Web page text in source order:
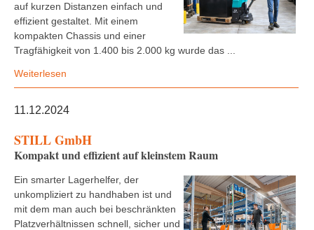
auf kurzen Distanzen einfach und
effizient gestaltet. Mit einem
kompakten Chassis und einer
Tragfähigkeit von 1.400 bis 2.000 kg wurde das ...
Weiterlesen
11.12.2024
STILL GmbH
Kompakt und effizient auf kleinstem Raum
Ein smarter Lagerhelfer, der
unkompliziert zu handhaben ist und
mit dem man auch bei beschränkten
Platzverhältnissen schnell, sicher und